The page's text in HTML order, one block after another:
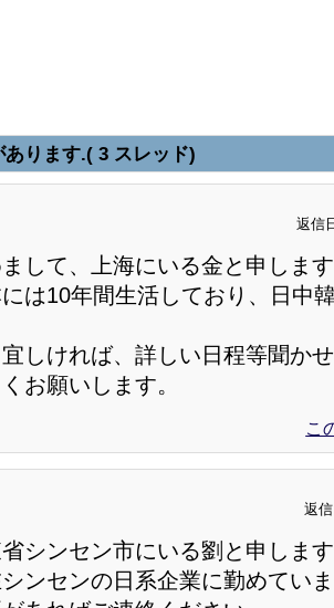
ります.( 3 スレッド)
返信
して、上海にいる金と申しま
には10年間生活しており、日中
宜しければ、詳しい日程等聞か
お願いします。
こ
返
シンセン市にいる劉と申しま
ンセンの日系企業に勤めてい